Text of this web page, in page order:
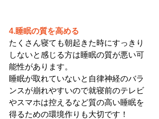
4.睡眠の質を高める
たくさん寝ても朝起きた時にすっきり
しないと感じる方は睡眠の質が悪い可
能性があります。
睡眠が取れていないと自律神経のバラ
ンスが崩れやすいので就寝前のテレビ
やスマホは控えるなど質の高い睡眠を
得るための環境作りも大切です！